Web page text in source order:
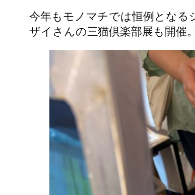
今年もモノマチでは恒例とな
ザイさんの三猫倶楽部展も開催。